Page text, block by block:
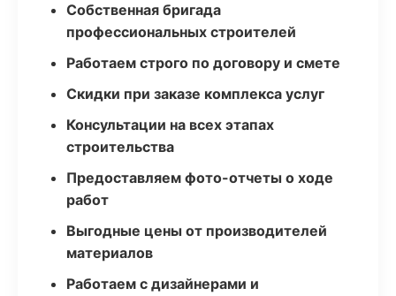
Собственная бригада
профессиональных строителей
Работаем строго по договору и смете
Скидки при заказе комплекса услуг
Консультации на всех этапах
строительства
Предоставляем фото-отчеты о ходе
работ
Выгодные цены от производителей
материалов
Работаем с дизайнерами и